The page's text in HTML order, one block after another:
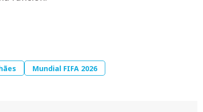
Mundial FIFA 2026